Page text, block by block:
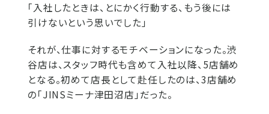
「入社したときは、とにかく行動する、もう後には
引けないという思いでした」
それが、仕事に対するモチベーションになった。渋
谷店は、スタッフ時代も含めて入社以降、5店舗め
となる。初めて店長として赴任したのは、3店舗め
の「JINSミーナ津田沼店」だった。